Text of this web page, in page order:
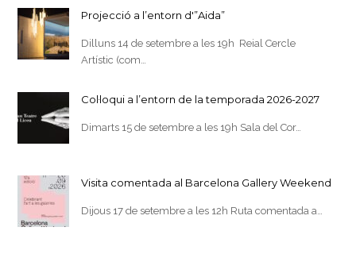
Projecció a l’entorn d'”Aida”
Dilluns 14 de setembre a les 19h Reial Cercle
Artístic (com…
Col·loqui a l’entorn de la temporada 2026-2027
Dimarts 15 de setembre a les 19h Sala del Cor…
Visita comentada al Barcelona Gallery Weekend
Dijous 17 de setembre a les 12h Ruta comentada a…